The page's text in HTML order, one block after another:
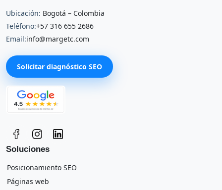
Ubicación: Bogotá – Colombia
Teléfono:+57 316 655 2686
Email:info@margetc.com
Solicitar diagnóstico SEO
Soluciones
Posicionamiento SEO
Páginas web